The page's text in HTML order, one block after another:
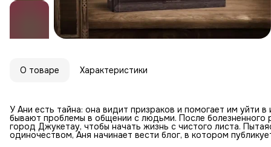
О товаре Характеристики
У Ани есть тайна: она видит призраков и помогает им уйти
бывают проблемы в общении с людьми. После болезненного
город Джукетау, чтобы начать жизнь с чистого листа.
одиночеством, Аня начинает вести блог, в котором